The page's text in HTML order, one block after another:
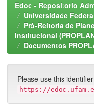
Edoc - Repositorio
Universidade
Pró-Reitoria de
Institucional
Documentos
Please use this
https://